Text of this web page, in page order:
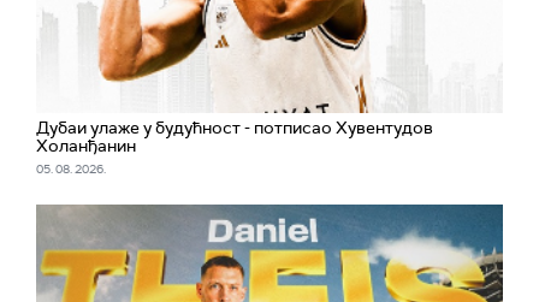
Дубаи улаже у будућност - потписао Хувентудов
Холанђанин
05. 08. 2026.